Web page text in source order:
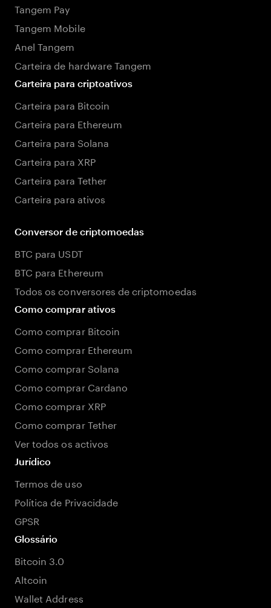
Tangem Pay
Tangem Mobile
Anel Tangem
Carteira de hardware Tangem
Carteira para criptoativos
Carteira para Bitcoin
Carteira para Ethereum
Carteira para Solana
Carteira para XRP
Carteira para Tether
Carteira para ativos
Conversor de criptomoedas
BTC para USDT
BTC para Ethereum
Todos os conversores de criptomoedas
Como comprar ativos
Como comprar Bitcoin
Como comprar Ethereum
Como comprar Solana
Como comprar Cardano
Como comprar XRP
Como comprar Tether
Ver todos os activos
Jurídico
Termos de uso
Política de Privacidade
GPSR
Glossário
Bitcoin 3.0
Altcoin
Wallet Address